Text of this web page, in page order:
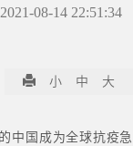
2021-08-14 22:51:34
小 中 大
中国成为全球抗疫急